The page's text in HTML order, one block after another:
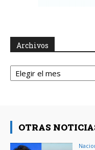
Archivos
Archivos
OTRAS